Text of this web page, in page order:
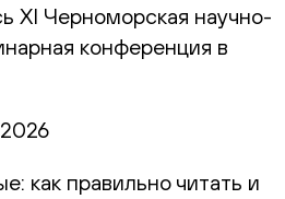
XI Черноморская научно-
конференция в
как правильно читать и